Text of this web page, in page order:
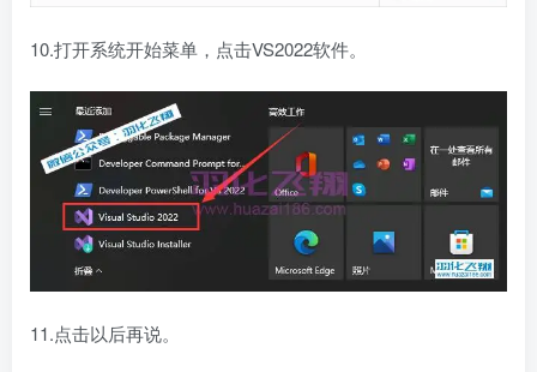
10.打开系统开始菜单，点击VS2022软件。
11.点击以后再说。